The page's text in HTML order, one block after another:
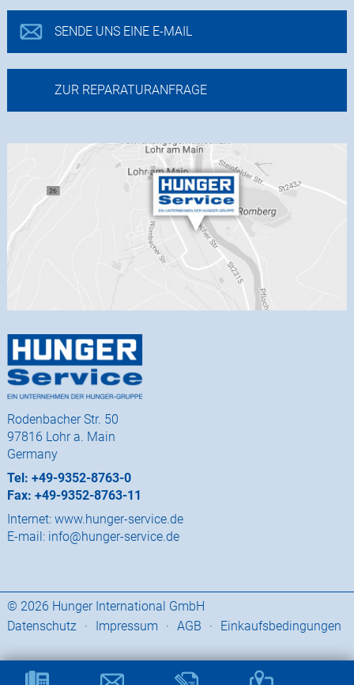
Rodenbacher Str. 50
97816 Lohr a. Main
Germany
Tel: +49-9352-8763-0
Fax: +49-9352-8763-11
Internet: www.hunger-service.de
E-mail: info@hunger-service.de
SENDE UNS EINE E-MAIL
ZUR REPARATURANFRAGE
© 2026 Hunger International GmbH
Datenschutz
· Impressum · AGB · Einkaufsbedingungen